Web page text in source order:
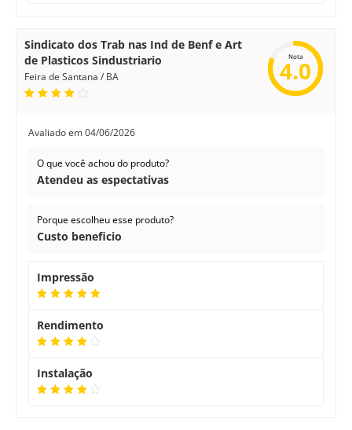
Sindicato dos Trab nas Ind de Benf e Art
de Plasticos Sindustriario
Feira de Santana / BA
Nota
4.0
Avaliado em04/06/2026
O que você achou do produto?
Atendeu as espectativas
Porque escolheu esse produto?
Custo beneficio
Impressão
Rendimento
Instalação